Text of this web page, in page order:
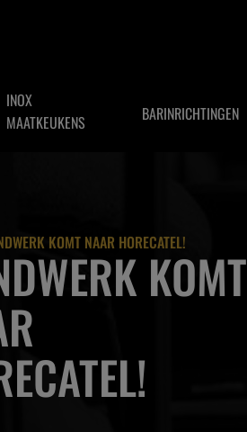
INOX
MAATKEUKENS
BARINRICHTINGEN
KOMT NAAR HORECATEL!KOMT